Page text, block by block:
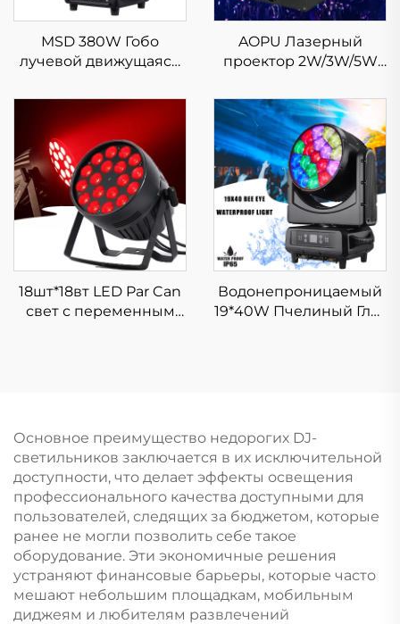
MSD 380W Гобо
лучевой движущаяся
свадеб, концертов, с
гобо эффектом LED
380
AOPU Лазерный
проектор 2W/3W/5W
Анимация для Свадеб
Disco DJ Bar
18шт*18вт LED Par Can
свет с переменным
Водонепроницаемый
19*40W Пчелиный Глаз
Основное преимущество недорогих DJ-
светильников заключается в их исключительной
доступности, что делает эффекты освещения
профессионального качества доступными для
пользователей, следящих за бюджетом, которые
ранее не могли позволить себе такое
оборудование. Эти экономичные решения
устраняют финансовые барьеры, которые часто
мешают небольшим площадкам, мобильным
диджеям и любителям развлечений